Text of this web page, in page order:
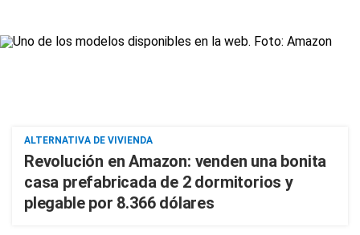
ALTERNATIVA DE VIVIENDA
Revolución en Amazon: venden una bonita
casa prefabricada de 2 dormitorios y
plegable por 8.366 dólares